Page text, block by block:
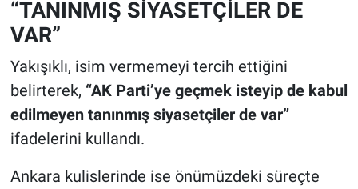
“TANINMIŞ SİYASETÇİLER DE
VAR”
Yakışıklı, isim vermemeyi tercih ettiğini
belirterek, “AK Parti’ye geçmek isteyip de kabul
edilmeyen tanınmış siyasetçiler de var”
ifadelerini kullandı.
Ankara kulislerinde ise önümüzdeki süreçte